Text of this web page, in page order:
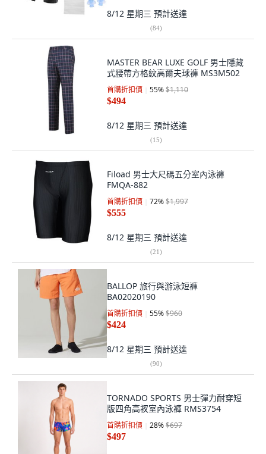
8/12 星期三 預計送達
(84)
MASTER BEAR LUXE GOLF 男士隱藏
式腰帶方格紋高爾夫球褲 MS3M502
首購折扣價 55%$1,110
$494
8/12 星期三 預計送達
(15)
Fiload 男士大尺碼五分室內泳褲
FMQA-882
首購折扣價 72%$1,997
$555
8/12 星期三 預計送達
(21)
BALLOP 旅行與游泳短褲
BA02020190
首購折扣價 55%$960
$424
8/12 星期三 預計送達
(90)
TORNADO SPORTS 男士彈力耐穿短
版四角高衩室內泳褲 RMS3754
首購折扣價 28%$697
$497